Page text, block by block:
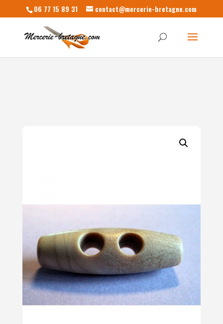
06 77 15 89 31 contact@mercerie-bretagne.com